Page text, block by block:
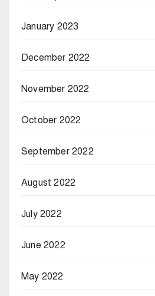
January 2023
December 2022
November 2022
October 2022
September 2022
August 2022
July 2022
June 2022
May 2022